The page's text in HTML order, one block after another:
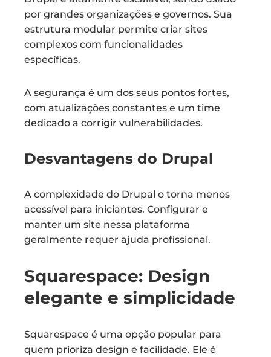
por grandes organizações e governos. Sua
estrutura modular permite criar sites
complexos com funcionalidades
específicas.
A segurança é um dos seus pontos fortes,
com atualizações constantes e um time
dedicado a corrigir vulnerabilidades.
Desvantagens do Drupal
A complexidade do Drupal o torna menos
acessível para iniciantes. Configurar e
manter um site nessa plataforma
geralmente requer ajuda profissional.
Squarespace: Design
elegante e simplicidade
Squarespace é uma opção popular para
quem prioriza design e facilidade. Ele é